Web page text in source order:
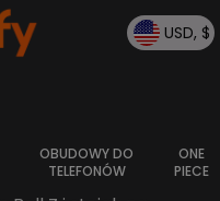
USD, $
OBUDOWY DO
TELEFONÓW
ONE
PIECE